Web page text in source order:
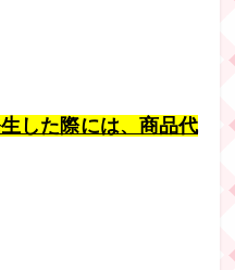
した際には、商品代